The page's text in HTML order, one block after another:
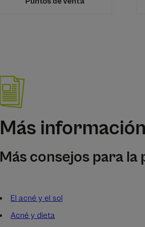
Más información
Más consejos para
El acné y el sol
Acné y dieta